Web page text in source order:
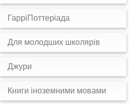
ГарріПоттеріада
Для молодших школярів
Джури
Книги іноземними мовами